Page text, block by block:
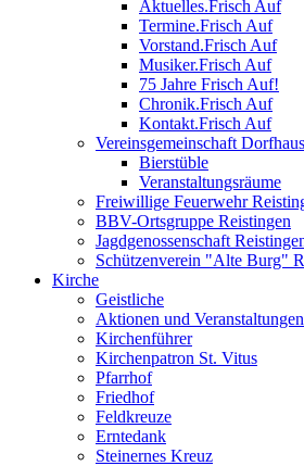
Aktuelles.Frisch Auf
Termine.Frisch Auf
Vorstand.Frisch Auf
Musiker.Frisch Auf
75 Jahre Frisch Auf!
Chronik.Frisch Auf
Kontakt.Frisch Auf
Vereinsgemeinschaft
Bierstüble
Veranstaltungsräume
Freiwillige Feuerwehr
BBV-Ortsgruppe Reistingen
Jagdgenossenschaft
Schützenverein "Alte Burg"
Kirche
Geistliche
Aktionen und Veranstaltungen
Kirchenführer
Kirchenpatron St. Vitus
Pfarrhof
Friedhof
Feldkreuze
Erntedank
Steinernes Kreuz